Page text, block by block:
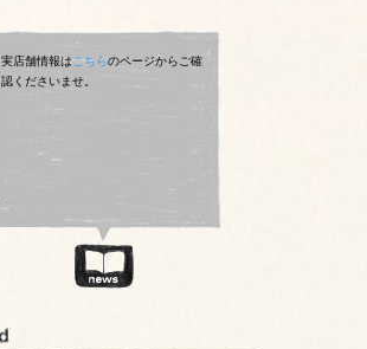
実店舗情報はこちらのページからご確
認くださいませ。